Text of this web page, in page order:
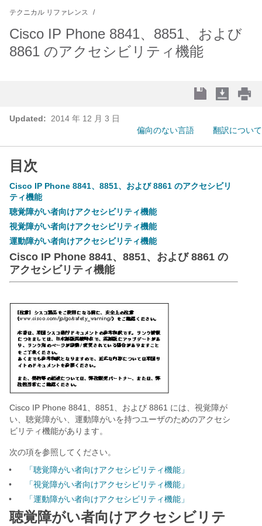
テクニカル リファレンス
Cisco IP Phone 8841、8851、および
8861 のアクセシビリティ機能
Updated:
2014 年 12 月 3 日
偏向のない言語
翻訳について
目次
Cisco IP Phone 8841、8851、および 8861 のアクセシビリ
ティ機能
聴覚障がい者向けアクセシビリティ機能
視覚障がい者向けアクセシビリティ機能
運動障がい者向けアクセシビリティ機能
Cisco IP Phone 8841、8851、および 8861 の
アクセシビリティ機能
Cisco IP Phone 8841、8851、および 8861 には、視覚障が
い、聴覚障がい、運動障がいを持つユーザのためのアクセシ
ビリティ機能があります。
次の項を参照してください。
•
「聴覚障がい者向けアクセシビリティ機能」
•
「視覚障がい者向けアクセシビリティ機能」
•
「運動障がい者向けアクセシビリティ機能」
聴覚障がい者向けアクセシビリテ